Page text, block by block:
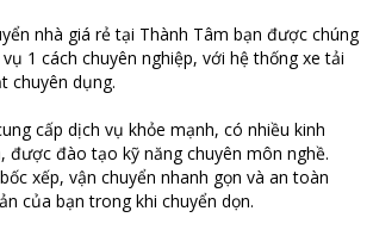
nhà giá rẻ tại Thành Tâm bạn được chúng
1 cách chuyên nghiệp, với hệ thống xe tải
chuyên dụng.
cấp dịch vụ khỏe mạnh, có nhiều kinh
được đào tạo kỹ năng chuyên môn nghề.
xếp, vận chuyển nhanh gọn và an toàn
của bạn trong khi chuyển dọn.